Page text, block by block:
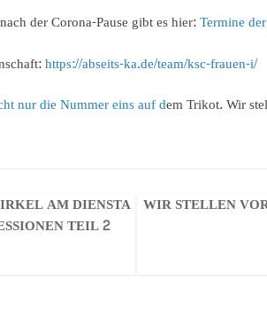
der Corona-Pause gibt es hier:Termine
https://abseits-ka.de/team/ksc-frauen-i/
nur die Nummer eins auf dem Trikot. Wir
AM DIENSTA
TEIL 2
WIR STELLEN